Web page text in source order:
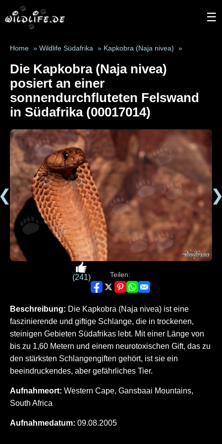
☰
Home » Wildlife Südafrika » Kapkobra (Naja nivea) »
Die Kapkobra (Naja nivea)
posiert an einer
sonnendurchfluteten Felswand
in Südafrika (00017014)
(241) Teilen:
Beschreibung: Die Kapkobra (Naja nivea) ist eine
faszinierende und giftige Schlange, die in trockenen,
steinigen Gebieten Südafrikas lebt. Mit einer Länge von
bis zu 1,60 Metern und einem neurotoxischen Gift, das zu
den stärksten Schlangengiften gehört, ist sie ein
beeindruckendes, aber gefährliches Tier.
Aufnahmeort: Western Cape, Gansbaai Mountains,
South Africa
Aufnahmedatum: 09.08.2005